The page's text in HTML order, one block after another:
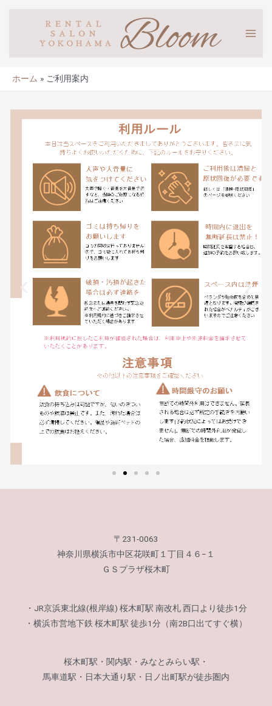
ホーム ご利用案内
〒231-0063
神奈川県横浜市中区花咲町１丁目４６−１
ＧＳプラザ桜木町
・JR京浜東北線(根岸線) 桜木町駅 南改札 西口より徒歩1分
・横浜市営地下鉄 桜木町駅 徒歩1分（南2B口出てすぐ横）
桜木町駅・関内駅・みなとみらい駅・
馬車道駅・日本大通り駅・日ノ出町駅が徒歩圏内